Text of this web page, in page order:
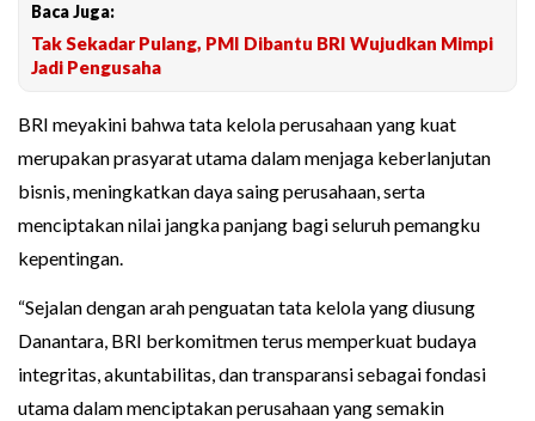
Baca Juga:
Tak Sekadar Pulang, PMI Dibantu BRI Wujudkan Mimpi
Jadi Pengusaha
BRI meyakini bahwa tata kelola perusahaan yang kuat
merupakan prasyarat utama dalam menjaga keberlanjutan
bisnis, meningkatkan daya saing perusahaan, serta
menciptakan nilai jangka panjang bagi seluruh pemangku
kepentingan.
“Sejalan dengan arah penguatan tata kelola yang diusung
Danantara, BRI berkomitmen terus memperkuat budaya
integritas, akuntabilitas, dan transparansi sebagai fondasi
utama dalam menciptakan perusahaan yang semakin